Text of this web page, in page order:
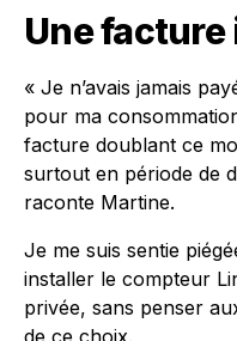
Une
« Je n’avais jamais
pour ma
facture doublant ce
surtout en période de
raconte Martine.
Je me suis sentie
installer le compteur
privée, sans penser